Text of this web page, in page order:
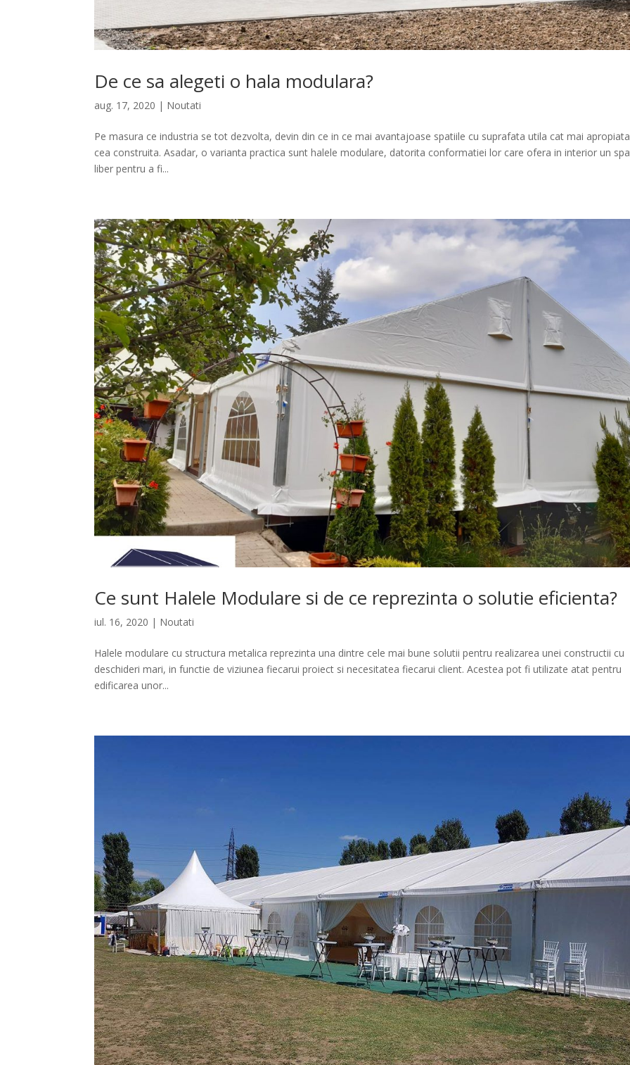
De ce sa alegeti o hala modulara?
aug. 17, 2020 | Noutati
Pe masura ce industria se tot dezvolta, devin din ce in ce mai avantajoase spatiile cu suprafata utila cat mai
cea construita. Asadar, o varianta practica sunt halele modulare, datorita conformatiei lor care ofera in interior un
liber pentru a fi...
Ce sunt Halele Modulare si de ce reprezinta o solutie eficienta?
iul. 16, 2020 | Noutati
Halele modulare cu structura metalica reprezinta una dintre cele mai bune solutii pentru realizarea unei constructii cu
deschideri mari, in functie de viziunea fiecarui proiect si necesitatea fiecarui client. Acestea pot fi utilizate atat pentru
edificarea unor...